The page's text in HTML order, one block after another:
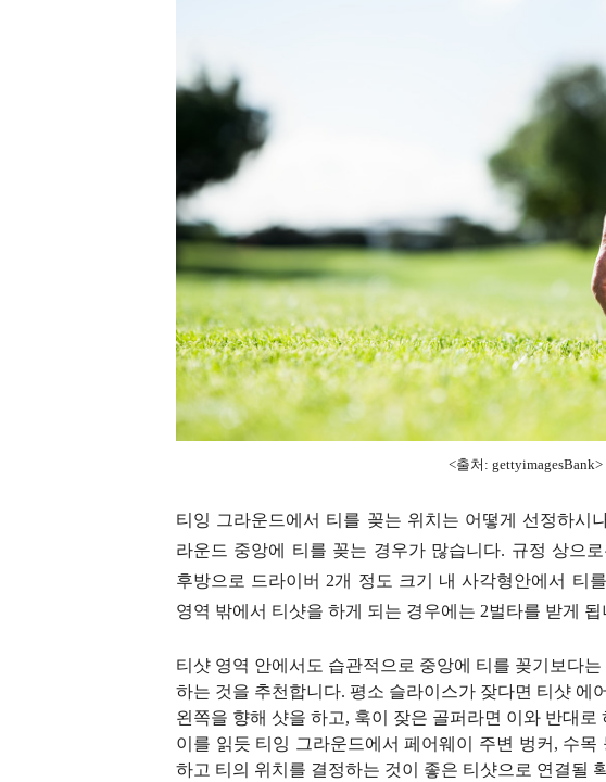
<출처: gettyimagesBank>
티잉 그라운드에서 티를 꽂는 위치는 어떻게 선정하시
라운드 중앙에 티를 꽂는 경우가 많습니다. 규정 상으
후방으로 드라이버 2개 정도 크기 내 사각형안에서 티
영역 밖에서 티샷을 하게 되는 경우에는 2벌타를 받게 됩
티샷 영역 안에서도 습관적으로 중앙에 티를 꽂기보다
하는 것을 추천합니다. 평소 슬라이스가 잦다면 티샷 에
왼쪽을 향해 샷을 하고, 훅이 잦은 골퍼라면 이와 반대
이를 읽듯 티잉 그라운드에서 페어웨이 주변 벙커, 수
하고 티의 위치를 결정하는 것이 좋은 티샷으로 연결될